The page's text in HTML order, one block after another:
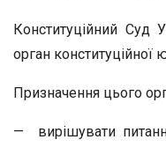
Конституційний Суд
орган конституційної
Призначення цього
— вирішувати